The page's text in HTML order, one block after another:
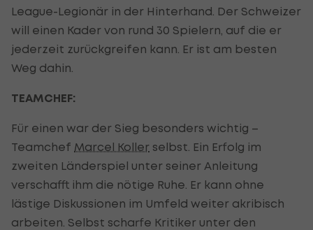
League-Legionär in der Hinterhand. Der Schweizer
will einen Kader von rund 30 Spielern, auf die er
jederzeit zurückgreifen kann. Er ist am besten
Weg dahin.
TEAMCHEF:
Für einen war der Sieg besonders wichtig –
Teamchef Marcel Koller selbst. Ein Erfolg im
zweiten Länderspiel unter seiner Anleitung
verschafft ihm die nötige Ruhe. Er kann ohne
lästige Diskussionen im Umfeld weiter akribisch
arbeiten. Selbst scharfe Kritiker unter den